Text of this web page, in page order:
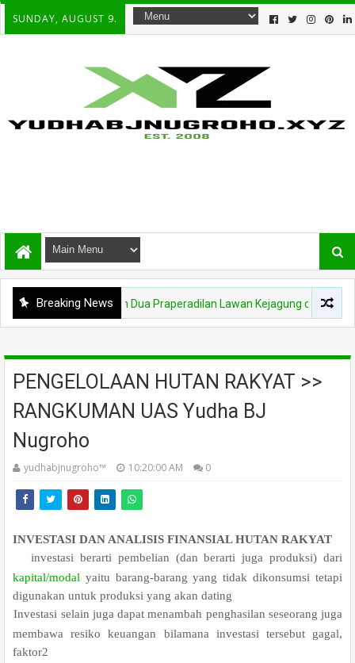
SUNDAY, AUGUST 9.
Breaking News
Ajukan Dua Praperadilan Lawan Kejagung dan Polri, Sidang
PENGELOLAAN HUTAN RAKYAT >>
RANGKUMAN UAS Yudha BJ
Nugroho
yudhabjnugroho™️ 10:20:00 AM 0
INVESTASI DAN ANALISIS FINANSIAL HUTAN RAKYAT
investasi berarti pembelian (dan berarti juga produksi) dari
kapital/modal yaitu barang-barang yang tidak dikonsumsi tetapi
digunakan untuk produksi yang akan dating
Investasi selain juga dapat menambah penghasilan seseorang juga
membawa resiko keuangan bilamana investasi tersebut gagal,
faktor2